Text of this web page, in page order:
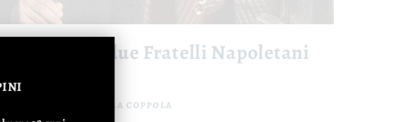
De' Gaeta: i due Fratelli Napoletani
ANTONELLA COPPOLA